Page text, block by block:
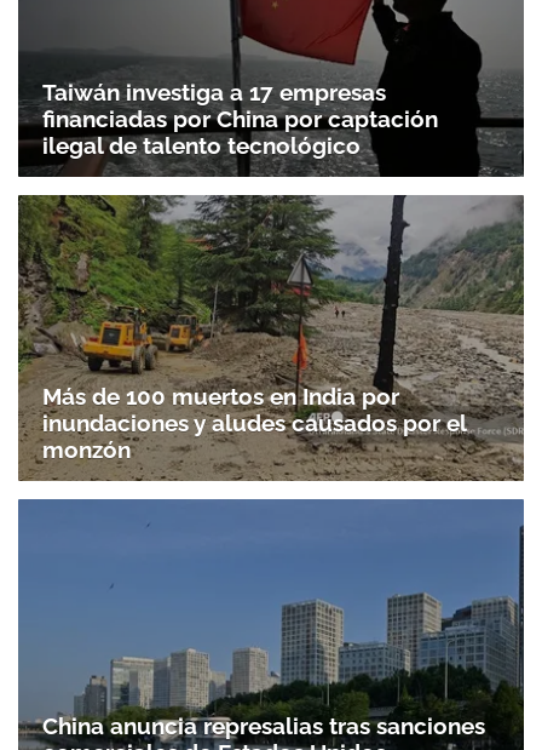
Taiwán investiga a 17 empresas
financiadas por China por captación
ilegal de talento tecnológico
Más de 100 muertos en India por
inundaciones y aludes causados por el
monzón
China anuncia represalias tras sanciones